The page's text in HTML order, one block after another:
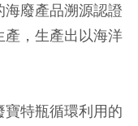
廢產品溯源認證
，生產出以海洋
特瓶循環利用的